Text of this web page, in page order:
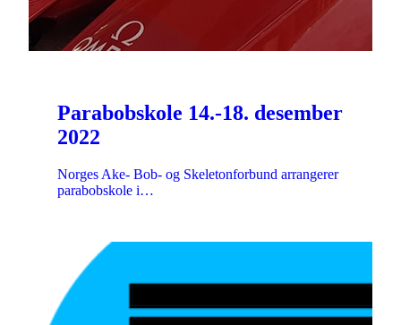
Parabobskole 14.-18. desember
2022
Norges Ake- Bob- og Skeletonforbund arrangerer
parabobskole i…